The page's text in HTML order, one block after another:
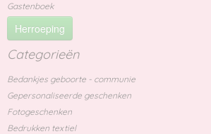
Gastenboek
Herroeping
Categorieën
Bedankjes geboorte - communie
Gepersonaliseerde geschenken
Fotogeschenken
Bedrukken textiel